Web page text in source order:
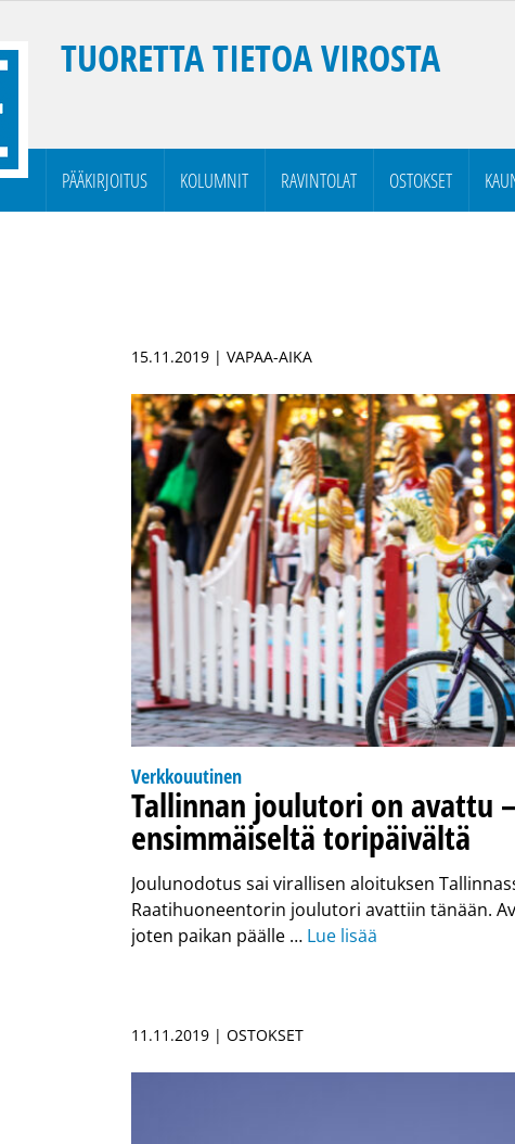
TUORETTA TIETOA VIROSTA
PÄÄKIRJOITUS KOLUMNIT RAVINTOLAT OSTOKSET
15.11.2019 | VAPAA-AIKA
Verkkouutinen
Tallinnan joulutori on avattu
ensimmäiseltä toripäivältä
Joulunodotus sai virallisen aloituksen
Raatihuoneentorin joulutori avattiin tänään.
joten paikan päälle … Lue lisää
11.11.2019 | OSTOKSET